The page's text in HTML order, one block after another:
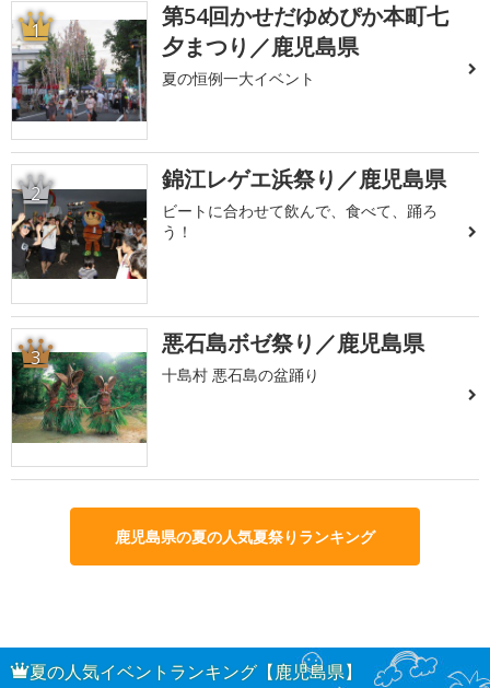
1
第54回かせだゆめぴか本町七
夕まつり／鹿児島県
夏の恒例一大イベント
2 錦江レゲエ浜祭り／鹿児島県
ビートに合わせて飲んで、食べて、踊ろ
う！
3 悪石島ボゼ祭り／鹿児島県
十島村 悪石島の盆踊り
鹿児島県の夏の人気夏祭りランキング
夏の人気イベントランキング【鹿児島県】